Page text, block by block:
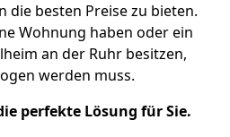
die besten Preise zu bieten.
Wohnung haben oder ein
an der Ruhr besitzen,
werden muss.
perfekte Lösung für Sie.